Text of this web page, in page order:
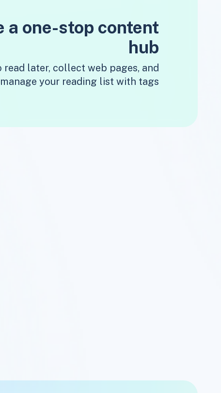
a one-stop content
hub
read later, collect web pages, and
manage your reading list with tags.